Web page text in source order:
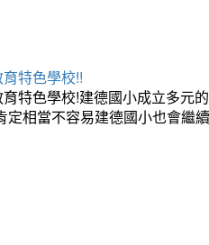
特色學校!!
特色學校!建德國小成立多元
相當不容易建德國小也會繼